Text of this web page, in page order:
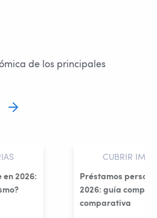
de los principales
2026:
CUBRIR
Préstamos
2026: guía
comparativa